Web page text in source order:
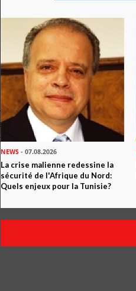
!
âme
NEWS - 07.08.2026
La crise malienne redessine la
sécurité de l'Afrique du Nord:
Quels enjeux pour la Tunisie?